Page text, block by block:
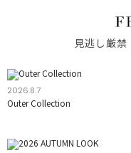
見逃し厳
2026.8.7
Outer Collection